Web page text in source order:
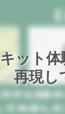
ット
再現し